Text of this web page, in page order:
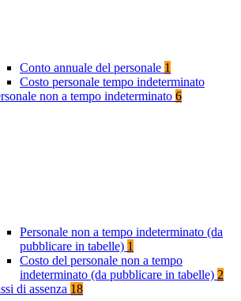
Conto annuale del personale 1
Costo personale tempo indeterminato
non a tempo indeterminato 6
Personale non a tempo indeterminato (da
pubblicare in tabelle) 1
Costo del personale non a tempo
indeterminato (da pubblicare in tabelle) 2
di assenza 18